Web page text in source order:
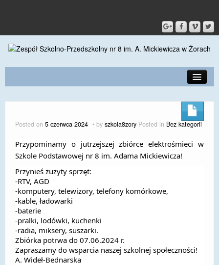
DLA RODZICÓW I UCZNIÓW
DLA PRACOWNIKÓW
GALERIA
SPORT
DOSTĘPNOŚĆ
POLITYKA PRYWATNOŚCI
Posted on 5 czerwca 2024 by szkola8zory Posted in Bez kategorii
Przypominamy o jutrzejszej zbiórce elektrośmieci w
Szkole Podstawowej nr 8 im. Adama Mickiewicza!
Przynieś zużyty sprzęt:
-RTV, AGD
-komputery, telewizory, telefony komórkowe,
-kable, ładowarki
-baterie
-pralki, lodówki, kuchenki
-radia, miksery, suszarki.
Zbiórka potrwa do 07.06.2024 r.
Zapraszamy do wsparcia naszej szkolnej społeczności!
A. Wideł-Bednarska